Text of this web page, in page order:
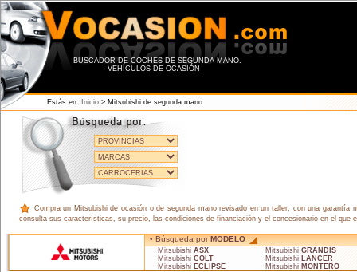
BUSCADOR DE COCHES DE SEGUNDA MANO.
VEHÍCULOS DE OCASIÓN
Estás en: Inicio > Mitsubishi de segunda mano
Compra un Mitsubishi de ocasión o de segunda mano revisado en un taller, con una
consulta sus características, su precio, las condiciones de financiación y el concesionario en el que
• Búsqueda porMODELO
· Mitsubishi ASX
· Mitsubishi COLT
· Mitsubishi ECLIPSE
· Mitsubishi GRANDIS
· Mitsubishi LANCER
· Mitsubishi MONTERO